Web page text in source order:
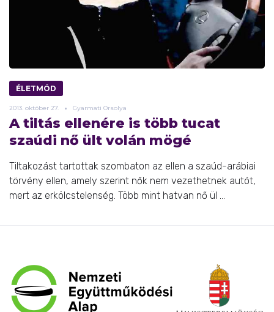
ÉLETMÓD
2013. október 27. Gyarmati Orsolya
A tiltás ellenére is több tucat
szaúdi nő ült volán mögé
Tiltakozást tartottak szombaton az ellen a szaúd-arábiai
törvény ellen, amely szerint nők nem vezethetnek autót,
mert az erkölcstelenség. Több mint hatvan nő ül ...